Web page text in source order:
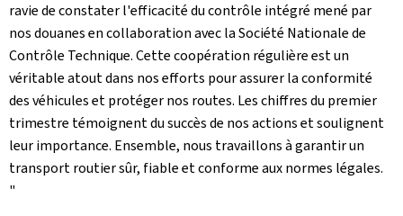
ravie de constater l'efficacité du contrôle intégré mené par
nos douanes en collaboration avec la Société Nationale de
Contrôle Technique. Cette coopération régulière est un
véritable atout dans nos efforts pour assurer la conformité
des véhicules et protéger nos routes. Les chiffres du premier
trimestre témoignent du succès de nos actions et soulignent
leur importance. Ensemble, nous travaillons à garantir un
transport routier sûr, fiable et conforme aux normes légales.
"